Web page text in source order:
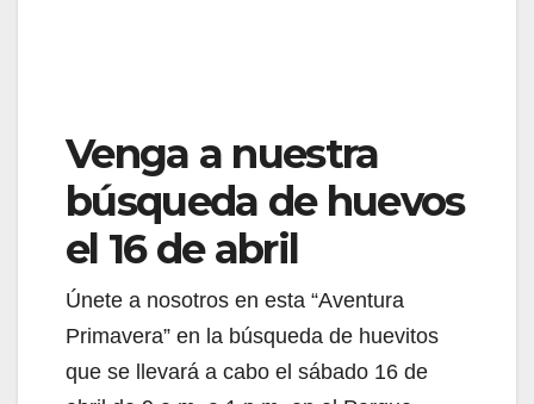
Venga a nuestra
búsqueda de huevos
el 16 de abril
Únete a nosotros en esta “Aventura
Primavera” en la búsqueda de huevitos
que se llevará a cabo el sábado 16 de